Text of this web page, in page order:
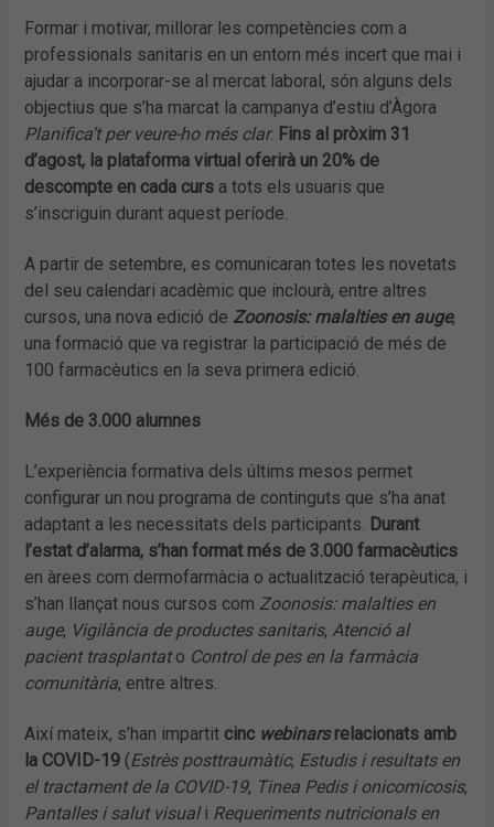
Formar i motivar, millorar les competències com a
professionals sanitaris en un entorn més incert que mai i
ajudar a incorporar-se al mercat laboral, són alguns dels
objectius que s’ha marcat la campanya d’estiu d’Àgora
Planifica’t per veure-ho més clar. Fins al pròxim 31
d’agost, la plataforma virtual oferirà un 20% de
descompte en cada curs a tots els usuaris que
s’inscriguin durant aquest període.
A partir de setembre, es comunicaran totes les novetats
del seu calendari acadèmic que inclourà, entre altres
cursos, una nova edició de Zoonosis: malalties en auge,
una formació que va registrar la participació de més de
100 farmacèutics en la seva primera edició.
Més de 3.000 alumnes
L’experiència formativa dels últims mesos permet
configurar un nou programa de continguts que s’ha anat
adaptant a les necessitats dels participants. Durant
l’estat d’alarma, s’han format més de 3.000 farmacèutics
en àrees com dermofarmàcia o actualització terapèutica, i
s’han llançat nous cursos com Zoonosis: malalties en
auge, Vigilància de productes sanitaris,Atenció al
pacient trasplantato Control de pes en la farmàcia
comunitària, entre altres.
Així mateix, s’han impartit cinc webinarsrelacionats amb
la COVID-19 (Estrès posttraumàtic, Estudis i resultats en
el tractament de la COVID-19, Tinea Pedis i onicomicosis,
Pantalles i salut visuali Requeriments nutricionals en